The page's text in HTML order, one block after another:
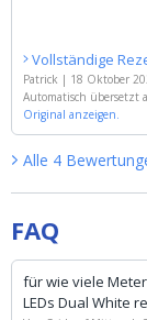
Vollständige
Patrick | 18 Oktober
Automatisch übersetzt
Original anzeigen.
Alle 4
FAQ
für wie viele
LEDs Dual White